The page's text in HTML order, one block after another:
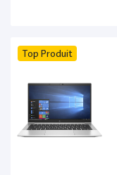
Top Produit